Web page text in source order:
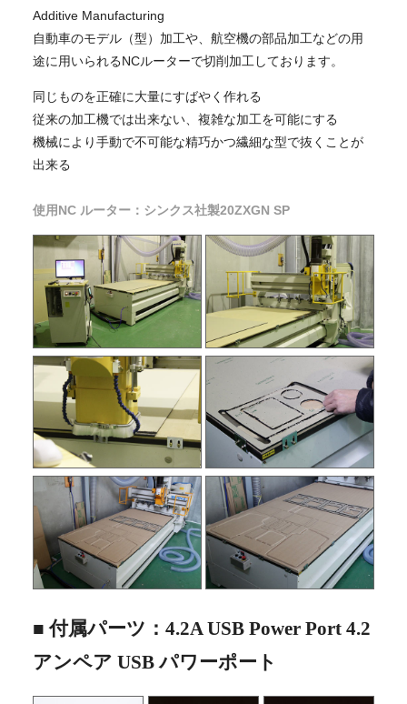
Additive Manufacturing
自動車のモデル（型）加工や、航空機の部品加工などの用
途に用いられるNCルーターで切削加工しております。
同じものを正確に大量にすばやく作れる
従来の加工機では出来ない、複雑な加工を可能にする
機械により手動で不可能な精巧かつ繊細な型で抜くことが
出来る
使用NC ルーター：シンクス社製20ZXGN SP
■ 付属パーツ：4.2A USB Power Port 4.2
アンペア USB パワーポート